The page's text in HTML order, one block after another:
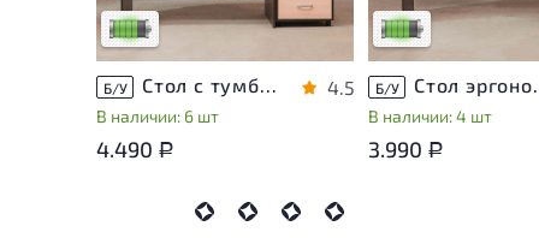
Низкая степень износа
Б/У Стол с тумбой ЛДСП Венге
В наличии: 6 шт
4.5
4.490 Р
Низкая степень
Б/У Стол
В наличии: 4 шт
3.990 Р